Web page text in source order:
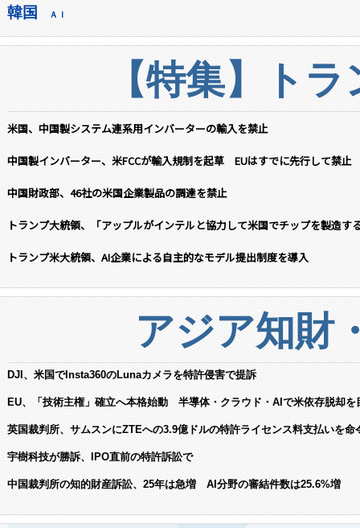
韓国 ＡＩ
【特集】ト
米国、中国製システム連系用インバーターの輸入を禁止
中国製インバーター、米FCCが輸入規制を起草 EUはすでに先行して禁止
中国財政部、46社の米国企業製品の調達を禁止
トランプ大統領、「アップルがインテルと協力して米国でチップを製造す
トランプ米大統領、AI企業による自主的なモデル提出制度を導入
アジア知財
DJI、米国でInsta360のLunaカメラを特許侵害で提訴
EU、「技術主権」確立へ本格始動 半導体・クラウド・AIで米依存脱却を
英国裁判所、サムスンにZTEへの3.9億ドルの特許ライセンス料支払いを命
宇樹科技が勝訴、IPO直前の特許訴訟で
中国裁判所の知的財産訴訟、25年は急増 AI分野の審結件数は25.6%増